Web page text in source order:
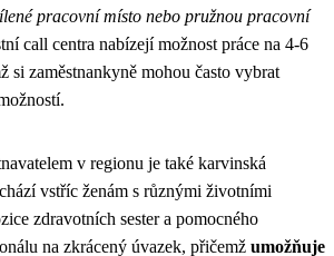
pracovní místo nebo pružnou pracovní
call centra nabízejí možnost práce na 4-6
si zaměstnankyně mohou často vybrat
v regionu je také karvinská
vstříc ženám s různými životními
zdravotních sester a pomocného
na zkrácený úvazek, přičemž umožňuje